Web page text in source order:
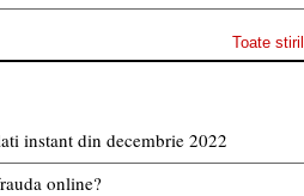
Toate
instant din decembrie 2022
online?